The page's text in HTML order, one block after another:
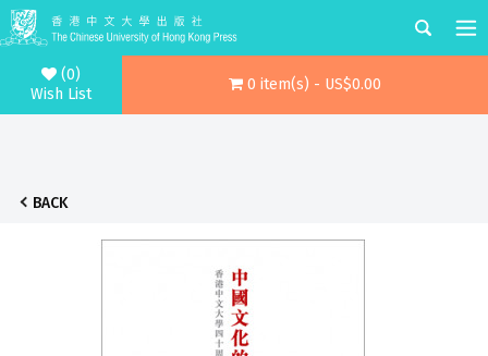
(0)
Wish List
0 item(s) - US$0.00
BACK